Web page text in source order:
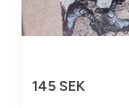
145 SEK